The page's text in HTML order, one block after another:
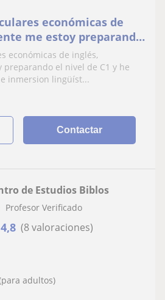
económicas de
me estoy preparando
hecho varios cursos de
económicas de inglés,
preparando el nivel de C1 y he
inmersion lingüíst...
Contactar
de Estudios Biblos
Profesor Verificado
4,8 (8 valoraciones)
adultos)